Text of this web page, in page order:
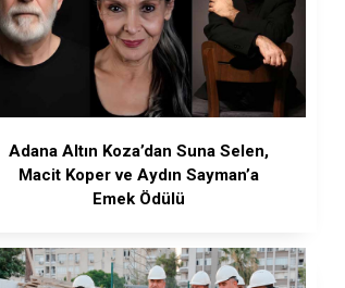
Adana Altın Koza’dan Suna Selen,
Macit Koper ve Aydın Sayman’a
Emek Ödülü